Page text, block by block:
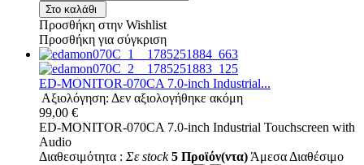
Στο καλάθι
Προσθήκη στην Wishlist
Προσθήκη για σύγκριση
ED-MONITOR-070CA 7.0-inch Industrial...
Αξιολόγηση: Δεν αξιολογήθηκε ακόμη
99,00 €
ED-MONITOR-070CA 7.0-inch Industrial Touchscreen with
Audio
Διαθεσιμότητα : Σε stock 5 Προϊόν(ντα) Άμεσα Διαθέσιμο